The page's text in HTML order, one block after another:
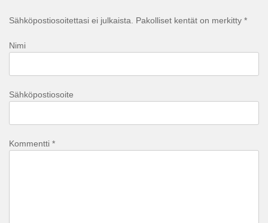
Sähköpostiosoitettasi ei julkaista. Pakolliset kentät on merkitty *
Nimi
Sähköpostiosoite
Kommentti *